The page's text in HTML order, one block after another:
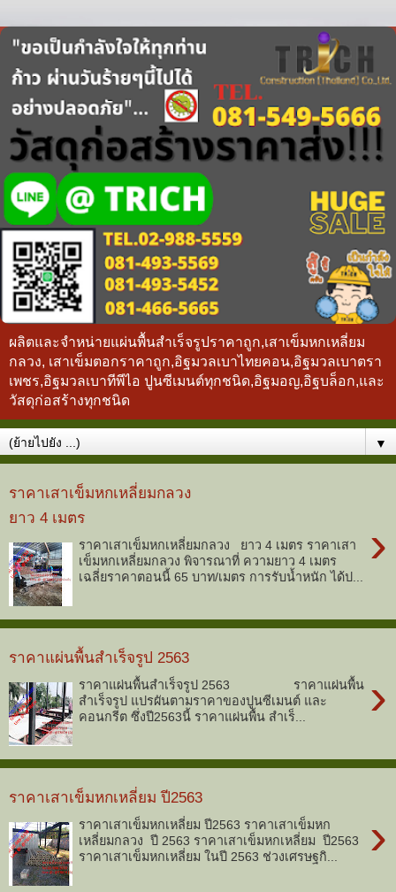
ผลิตและจำหน่ายแผ่นพื้นสำเร็จรูปราคาถูก,เสาเข็มหกเหลี่ยม
กลวง, เสาเข็มตอกราคาถูก,อิฐมวลเบาไทยคอน,อิฐมวลเบาตรา
เพชร,อิฐมวลเบาทีพีไอ ปูนซีเมนต์ทุกชนิด,อิฐมอญ,อิฐบล็อก,และ
วัสดุก่อสร้างทุกชนิด
▼
ราคาเสาเข็มหกเหลี่ยมกลวง
ยาว 4 เมตร
›
ราคาเสาเข็มหกเหลี่ยมกลวง ยาว 4 เมตร ราคาเสา
เข็มหกเหลี่ยมกลวง พิจารณาที่ ความยาว 4 เมตร
เฉลี่ยราคาตอนนี้ 65 บาท/เมตร การรับน้ำหนัก ได้ป...
ราคาแผ่นพื้นสำเร็จรูป 2563
›
ราคาแผ่นพื้นสำเร็จรูป 2563 ราคาแผ่นพื้น
สำเร็จรูป แปรผันตามราคาของปูนซีเมนต์ และ
คอนกรีต ซึ่งปี2563นี้ ราคาแผ่นพื้น สำเร็...
ราคาเสาเข็มหกเหลี่ยม ปี2563
›
ราคาเสาเข็มหกเหลี่ยม ปี2563 ราคาเสาเข็มหก
เหลี่ยมกลวง ปี 2563 ราคาเสาเข็มหกเหลี่ยม ปี2563
ราคาเสาเข็มหกเหลี่ยม ในปี 2563 ช่วงเศรษฐกิ...